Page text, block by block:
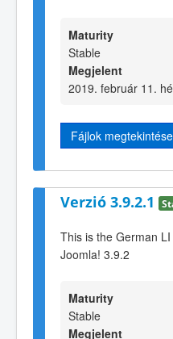
Maturity
Stable
Megjelent
2019. február 11.
Fájlok megtekintése
Verzió 3.9.2.1
This is the German
Joomla! 3.9.2
Maturity
Stable
Megjelent